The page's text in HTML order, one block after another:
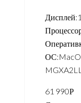
61 990Р